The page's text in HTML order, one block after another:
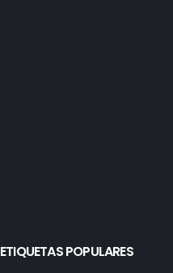
ETIQUETAS POPULARES